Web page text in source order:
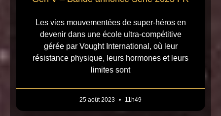
Les vies mouvementées de super-héros en
devenir dans une école ultra-compétitive
gérée par Vought International, où leur
résistance physique, leurs hormones et leurs
limites sont
25 août 2023 11h49